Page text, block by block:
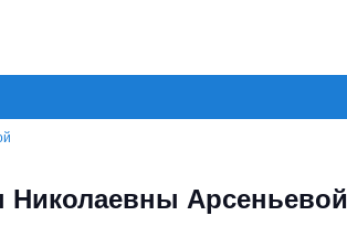
Николаевны Арсеньевой